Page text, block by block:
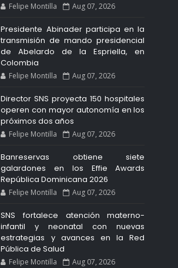
Felipe Montilla Aug 07, 2026
Presidente Abinader participa en la
transmisión de mando presidencial
de Abelardo de la Espriella, en
Colombia
Felipe Montilla Aug 07, 2026
Director SNS proyecta 150 hospitales
operen con mayor autonomía en los
próximos dos años
Felipe Montilla Aug 07, 2026
Banreservas obtiene siete
galardones en los Effie Awards
República Dominicana 2026
Felipe Montilla Aug 07, 2026
SNS fortalece atención materno-
infantil y neonatal con nuevas
estrategias y avances en la Red
Pública de Salud
Felipe Montilla Aug 07, 2026